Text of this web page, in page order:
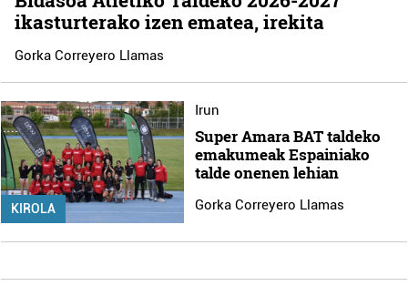
ikasturterako izen ematea, irekita
Gorka Correyero Llamas
KIROLA
Irun
Super Amara BAT taldeko
emakumeak Espainiako
talde onenen lehian
Gorka Correyero Llamas